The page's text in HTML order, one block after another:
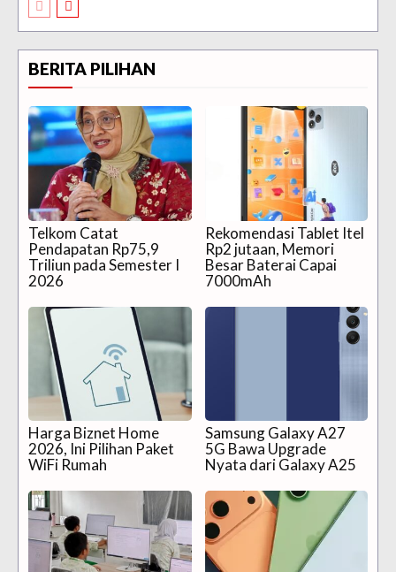
BERITA PILIHAN
Telkom Catat
Pendapatan Rp75,9
Triliun pada Semester I
2026
Rekomendasi Tablet Itel
Rp2 jutaan, Memori
Besar Baterai Capai
7000mAh
Harga Biznet Home
2026, Ini Pilihan Paket
WiFi Rumah
Samsung Galaxy A27
5G Bawa Upgrade
Nyata dari Galaxy A25